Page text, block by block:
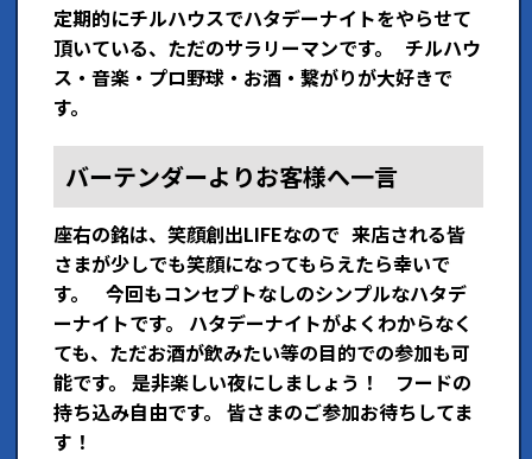
定期的にチルハウスでハタデーナイトをやらせて
頂いている、ただのサラリーマンです。 チルハウ
ス・音楽・プロ野球・お酒・繋がりが大好きで
す。
バーテンダーよりお客様へ一言
座右の銘は、笑顔創出LIFEなので 来店される皆
さまが少しでも笑顔になってもらえたら幸いで
す。 今回もコンセプトなしのシンプルなハタデ
ーナイトです。 ハタデーナイトがよくわからなく
ても、ただお酒が飲みたい等の目的での参加も可
能です。 是非楽しい夜にしましょう！ フードの
持ち込み自由です。 皆さまのご参加お待ちしてま
す！